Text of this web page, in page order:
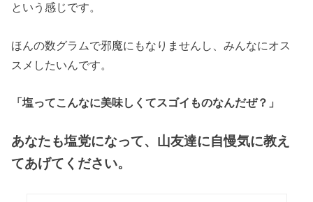
という感じです。
ほんの数グラムで邪魔にもなりませんし、みんなにオス
スメしたいんです。
「塩ってこんなに美味しくてスゴイものなんだぜ？」
あなたも塩党になって、山友達に自慢気に教え
てあげてください。